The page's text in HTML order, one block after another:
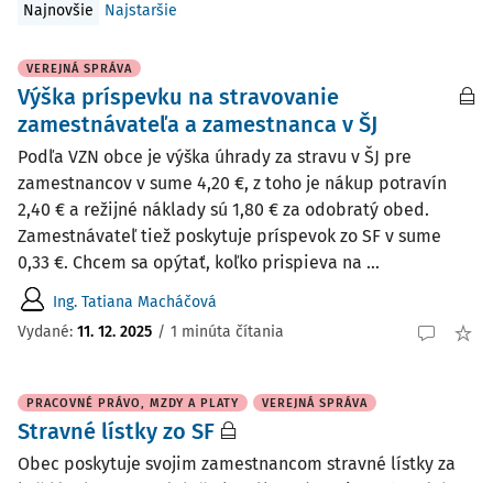
Najnovšie
Najstaršie
VEREJNÁ SPRÁVA
Výška príspevku na stravovanie
zamestnávateľa a zamestnanca v ŠJ
Podľa VZN obce je výška úhrady za stravu v ŠJ pre
zamestnancov v sume 4,20 €, z toho je nákup potravín
2,40 € a režijné náklady sú 1,80 € za odobratý obed.
Zamestnávateľ tiež poskytuje príspevok zo SF v sume
0,33 €. Chcem sa opýtať, koľko prispieva na ...
Ing. Tatiana Macháčová
Vydané: 11. 12. 2025 / 1 minúta čítania
PRACOVNÉ PRÁVO, MZDY A PLATY VEREJNÁ SPRÁVA
Stravné lístky zo SF
Obec poskytuje svojim zamestnancom stravné lístky za